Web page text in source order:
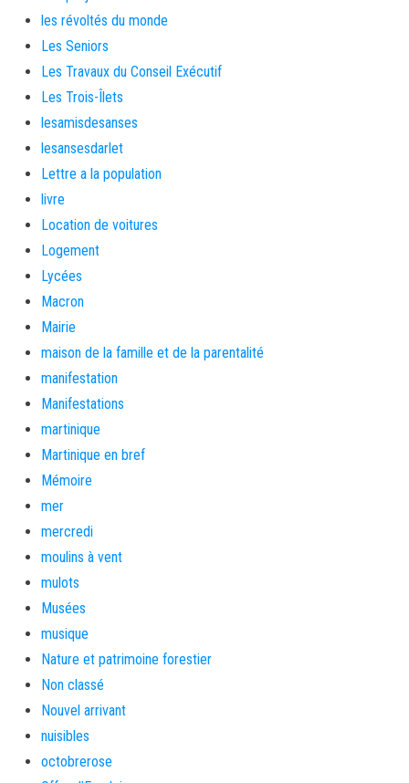
les révoltés du monde
Les Seniors
Les Travaux du Conseil Exécutif
Les Trois-Îlets
lesamisdesanses
lesansesdarlet
Lettre a la population
livre
Location de voitures
Logement
Lycées
Macron
Mairie
maison de la famille et de la parentalité
manifestation
Manifestations
martinique
Martinique en bref
Mémoire
mer
mercredi
moulins à vent
mulots
Musées
musique
Nature et patrimoine forestier
Non classé
Nouvel arrivant
nuisibles
octobrerose